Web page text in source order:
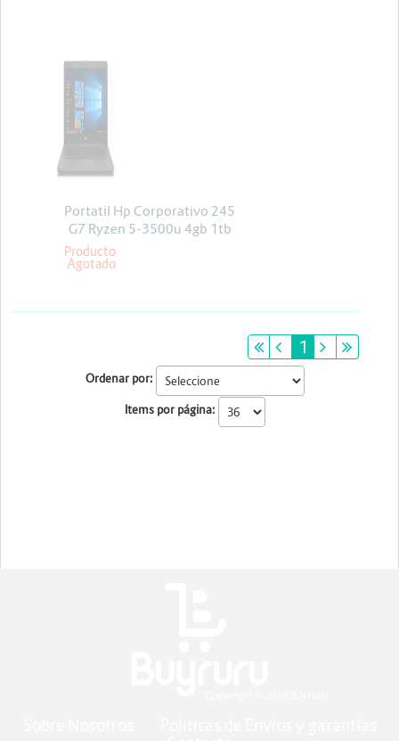
Portatil Hp Corporativo 245
G7 Ryzen 5-3500u 4gb 1tb
Producto
Agotado
primeiro
anterior
1 próximo
Ordenar por:
Items por página: